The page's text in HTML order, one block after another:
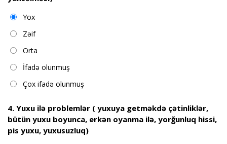
Yox
Zəif
Orta
İfadə olunmuş
Çox ifadə olunmuş
4. Yuxu ilə problemlər ( yuxuya getməkdə çətinliklər,
bütün yuxu boyunca, erkən oyanma ilə, yorğunluq hissi,
pis yuxu, yuxusuzluq)